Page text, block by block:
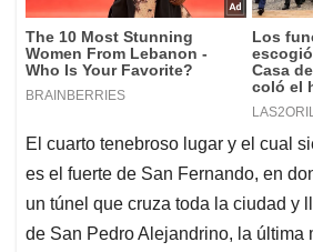
El cuarto tenebroso lugar y el cual
es el fuerte de San Fernando, en
un túnel que cruza toda la ciudad y
de San Pedro Alejandrino, la última